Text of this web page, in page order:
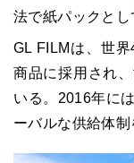
法で紙パックとし
GL FILMは、世
商品に採用され
いる。2016年に
ーバルな供給体制